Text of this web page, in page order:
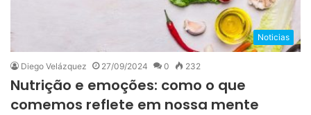
Noticias
Diego Velázquez 27/09/2024 0 232
Nutrição e emoções: como o que
comemos reflete em nossa mente